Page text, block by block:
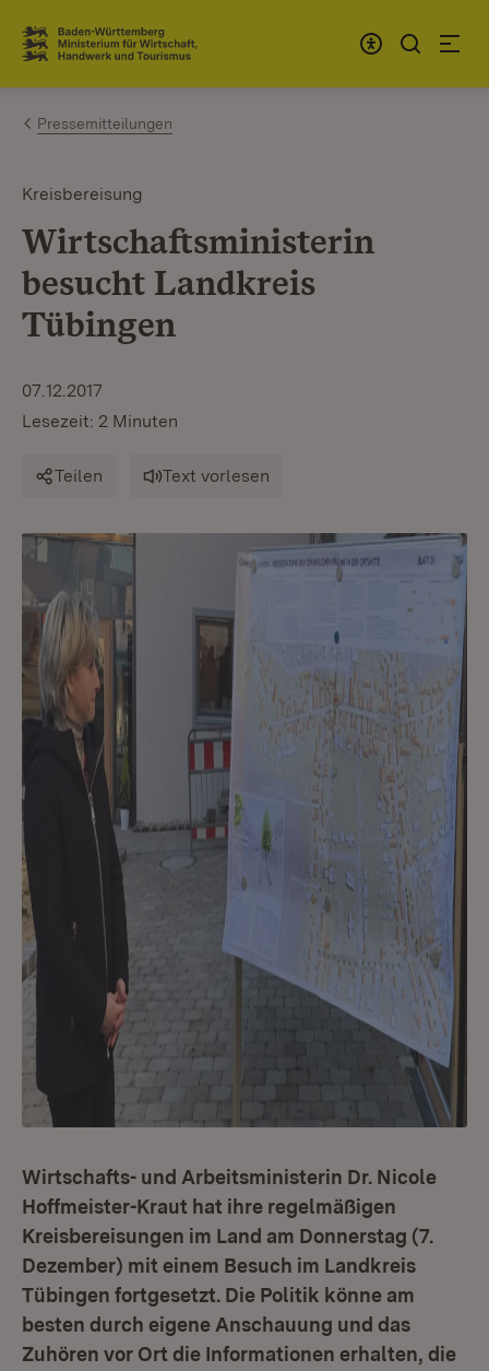
Zum Inhalt springen
Link zur Startseite
Pressemitteilungen
Kreisbereisung
Wirtschaftsministerin
besucht Landkreis
Tübingen
07.12.2017
Lesezeit: 2 Minuten
Teilen Text vorlesen
Wirtschafts- und Arbeitsministerin Dr. Nicole
Hoffmeister-Kraut hat ihre regelmäßigen
Kreisbereisungen im Land am Donnerstag (7.
Dezember) mit einem Besuch im Landkreis
Tübingen fortgesetzt. Die Politik könne am
besten durch eigene Anschauung und das
Zuhören vor Ort die Informationen erhalten, die